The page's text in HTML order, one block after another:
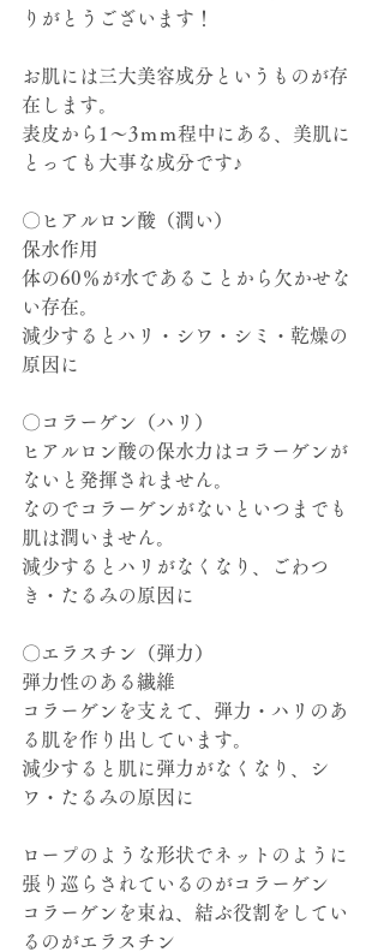
りがとうございます！
お肌には三大美容成分というものが存
在します。
表皮から1～3ｍｍ程中にある、美肌に
とっても大事な成分です♪
〇ヒアルロン酸（潤い）
保水作用
体の60％が水であることから欠かせな
い存在。
減少するとハリ・シワ・シミ・乾燥の
原因に
〇コラーゲン（ハリ）
ヒアルロン酸の保水力はコラーゲンが
ないと発揮されません。
なのでコラーゲンがないといつまでも
肌は潤いません。
減少するとハリがなくなり、ごわつ
き・たるみの原因に
〇エラスチン（弾力）
弾力性のある繊維
コラーゲンを支えて、弾力・ハリのあ
る肌を作り出しています。
減少すると肌に弾力がなくなり、シ
ワ・たるみの原因に
ロープのような形状でネットのように
張り巡らされているのがコラーゲン
コラーゲンを束ね、結ぶ役割をしてい
るのがエラスチン